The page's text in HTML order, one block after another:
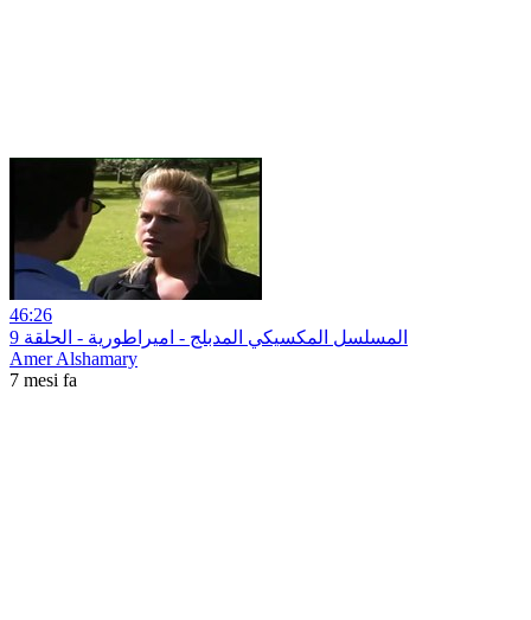
46:26
9 المسلسل المكسيكي المدبلج - اميراطورية - الحلقة
Amer Alshamary
7 mesi fa